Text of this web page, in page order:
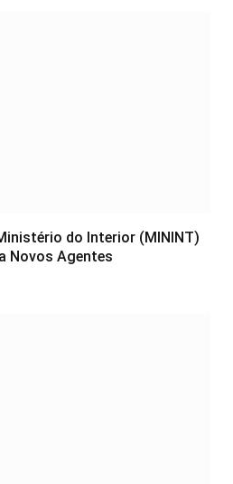
do Interior (MININT)
Novos Agentes